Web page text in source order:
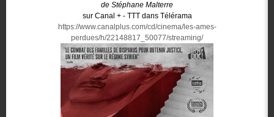
de Stéphane Malterre
sur Canal + - TTT dans Télérama
https://www.canalplus.com/cd/cinema/les-ames-
perdues/h/22148817_50077/streaming/